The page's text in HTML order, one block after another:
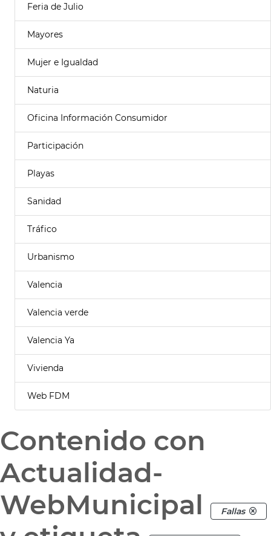
Feria de Julio
Mayores
Mujer e Igualdad
Naturia
Oficina Información Consumidor
Participación
Playas
Sanidad
Tráfico
Urbanismo
Valencia
Valencia verde
Valencia Ya
Vivienda
Web FDM
Contenido con
Actualidad-
WebMunicipal
Fallas